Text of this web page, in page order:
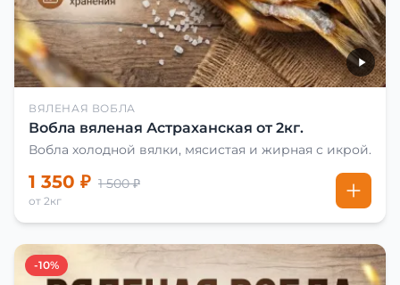
ВЯЛЕНАЯ ВОБЛА
Вобла вяленая Астраханская от 2кг.
Вобла холодной вялки, мясистая и жирная с икрой.
1 350 ₽ 1 500 ₽
от 2кг
-10%